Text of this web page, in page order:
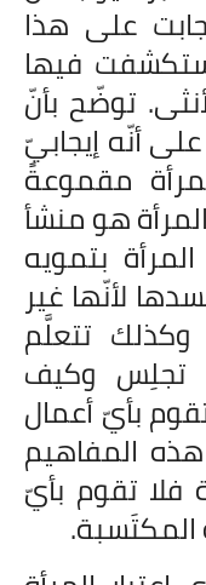
على هذا
فيها
توضّح بأنّ
أنّه إيجابيّ
مقموعةً
هو منشأ
بتمويه
لأنّها غير
تتعلَّم
تجلِس وكيف
بأيّ أعمال
المفاهيم
فلا تقوم بأيّ
المكتَسبة.